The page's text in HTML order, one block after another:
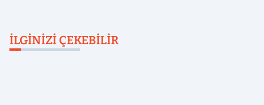
İLGINIZI ÇEKEBILIR